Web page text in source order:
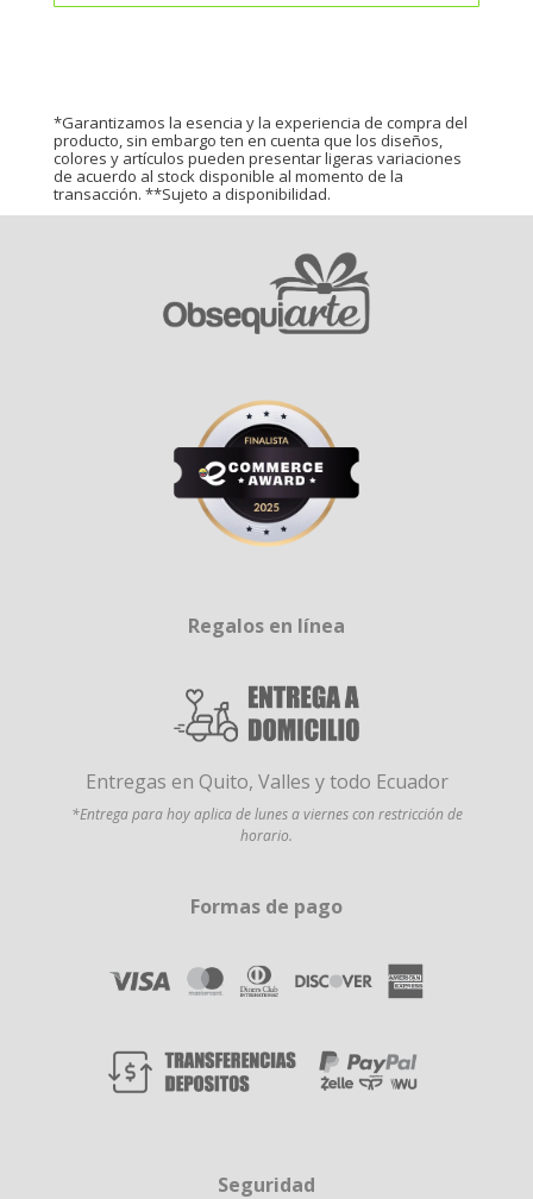
*Garantizamos la esencia y la experiencia de compra del
producto, sin embargo ten en cuenta que los diseños,
colores y artículos pueden presentar ligeras variaciones
de acuerdo al stock disponible al momento de la
transacción. **Sujeto a disponibilidad.
Regalos en línea
Entregas en Quito, Valles y todo Ecuador
*Entrega para hoy aplica de lunes a viernes con restricción de
horario.
Formas de pago
Seguridad